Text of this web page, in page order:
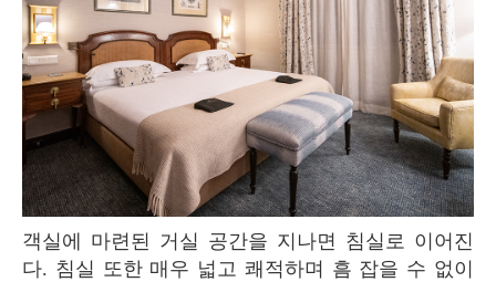
객실에 마련된 거실 공간을 지나면 침실로 이어진
다. 침실 또한 매우 넓고 쾌적하며 흠 잡을 수 없이